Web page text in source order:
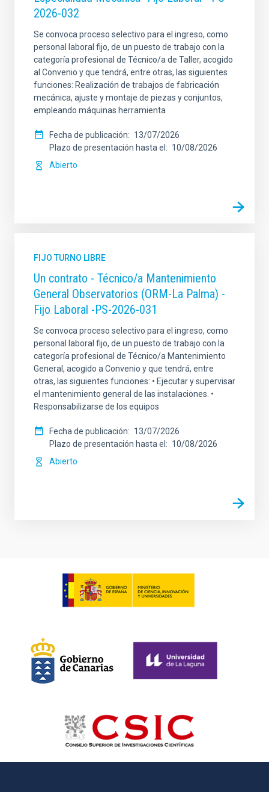
2026-032
Se convoca proceso selectivo para el ingreso, como
personal laboral fijo, de un puesto de trabajo con la
categoría profesional de Técnico/a de Taller, acogido
al Convenio y que tendrá, entre otras, las siguientes
funciones: Realización de trabajos de fabricación
mecánica, ajuste y montaje de piezas y conjuntos,
empleando máquinas herramienta
Fecha de publicación
13/07/2026
Plazo de presentación hasta el
10/08/2026
Abierto
FIJO TURNO LIBRE
Un contrato - Técnico/a Mantenimiento
General Observatorios (ORM-La Palma) -
Fijo Laboral -PS-2026-031
Se convoca proceso selectivo para el ingreso, como
personal laboral fijo, de un puesto de trabajo con la
categoría profesional de Técnico/a Mantenimiento
General, acogido a Convenio y que tendrá, entre
otras, las siguientes funciones: • Ejecutar y supervisar
el mantenimiento general de las instalaciones. •
Responsabilizarse de los equipos
Fecha de publicación
13/07/2026
Plazo de presentación hasta el
10/08/2026
Abierto